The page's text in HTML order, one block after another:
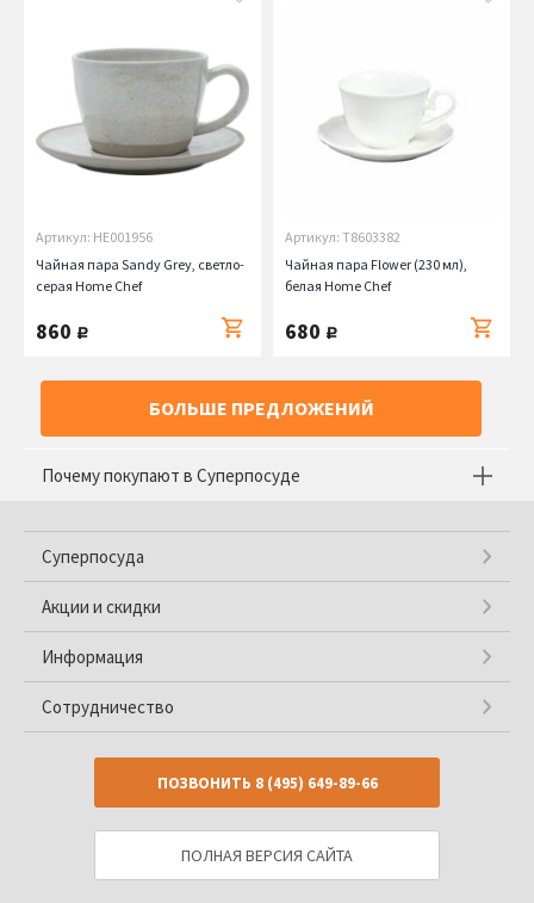
Артикул: HE001956
Чайная пара Sandy Grey, светло-
серая Home Chef
860 руб.
Артикул: T8603382
Чайная пара Flower (230 мл),
белая Home Chef
680 руб.
БОЛЬШЕ ПРЕДЛОЖЕНИЙ
Почему покупают в Суперпосуде
Суперпосуда
Акции и скидки
Информация
Сотрудничество
ПОЗВОНИТЬ 8 (495) 649-89-66
ПОЛНАЯ ВЕРСИЯ САЙТА